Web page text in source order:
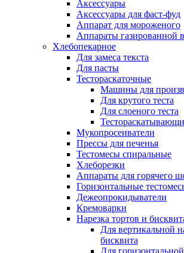
Аксессуары
Аксессуары для фаст-фуд
Аппарат для мороженого
Аппараты газированной
Хлебопекарное
Для замеса текста
Для пасты
Тестораскаточные
Машины для
Для крутого теста
Для слоеного теста
Мукопросеиватели
Прессы для печенья
Тестомесы спиральные
Хлеборезки
Аппараты для горячего
Горизонтальные
Дежеопрокидыватели
Кремоварки
Нарезка тортов и
Для вертикальной
бисквита
Для